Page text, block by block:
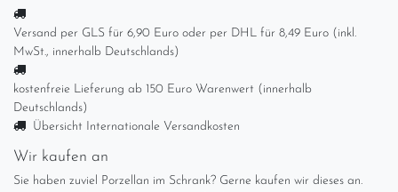
Versand per GLS für 6,90 Euro oder per DHL für 8,49 Euro (inkl.
MwSt., innerhalb Deutschlands)
kostenfreie Lieferung ab 150 Euro Warenwert (innerhalb
Deutschlands)
Übersicht Internationale Versandkosten
Wir kaufen an
Sie haben zuviel Porzellan im Schrank? Gerne kaufen wir dieses an.